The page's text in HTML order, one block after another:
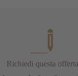
Richiedi questa offerta